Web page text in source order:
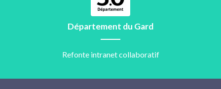
Département du Gard
Refonte intranet collaboratif